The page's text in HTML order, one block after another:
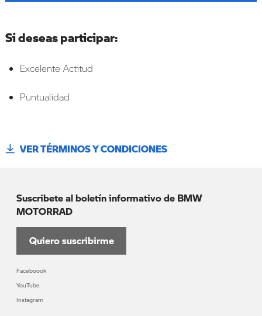
Si deseas participar:
Excelente Actitud
Puntualidad
VER TÉRMINOS Y CONDICIONES
Suscribete al boletín informativo de BMW
MOTORRAD
Quiero suscribirme
Faceboook
YouTube
Instagram